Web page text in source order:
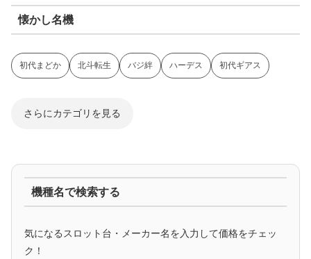
懐かし名機
初代まどか 北斗転生 バジ絆 ハーデス 初代ギアス
さらにカテゴリを見る
マイジャグ ファンキー アイム ゴージャグ ハッピー
アニメタイアップ
機種名で検索する
気になるスロット台・メーカー名を入力して価格をチェッ
ク！